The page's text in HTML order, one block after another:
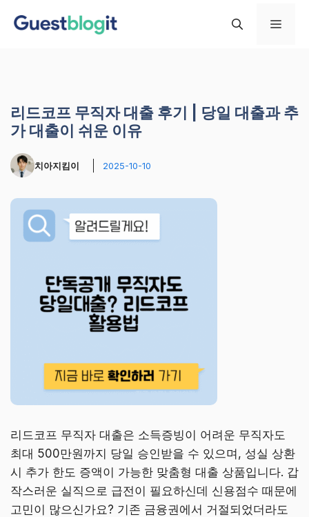
메
리드코프 무직자 대출 후기 | 당일 대출과 추
가 대출이 쉬운 이유
치아지킴이 2025-10-10
리드코프 무직자 대출은 소득증빙이 어려운 무직자도
최대 500만원까지 당일 승인받을 수 있으며, 성실 상환
시 추가 한도 증액이 가능한 맞춤형 대출 상품입니다. 갑
작스러운 실직으로 급전이 필요하신데 신용점수 때문에
고민이 많으신가요? 기존 금융권에서 거절되었더라도